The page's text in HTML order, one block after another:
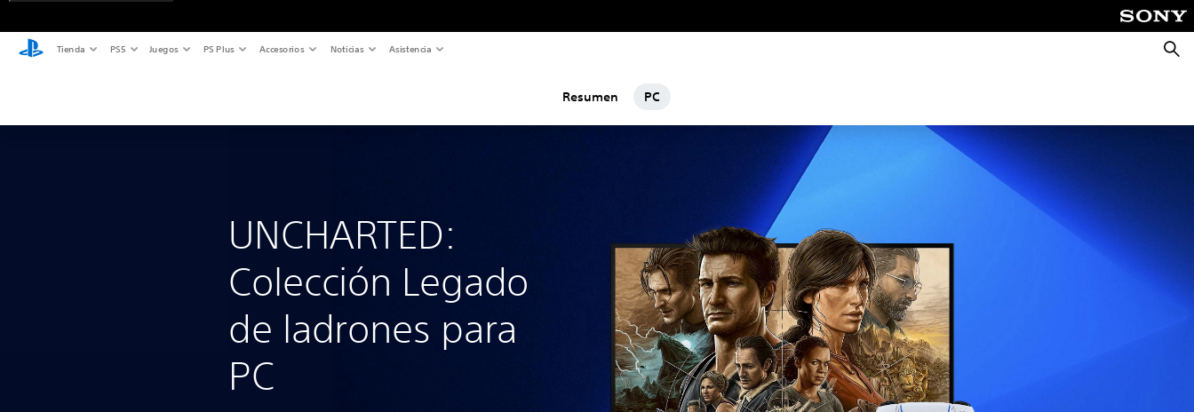
Tienda PS5 Juegos PS Plus Accesorios Noticias Asistencia
Resumen PC
UNCHARTED:
Colección Legado
de ladrones para
PC